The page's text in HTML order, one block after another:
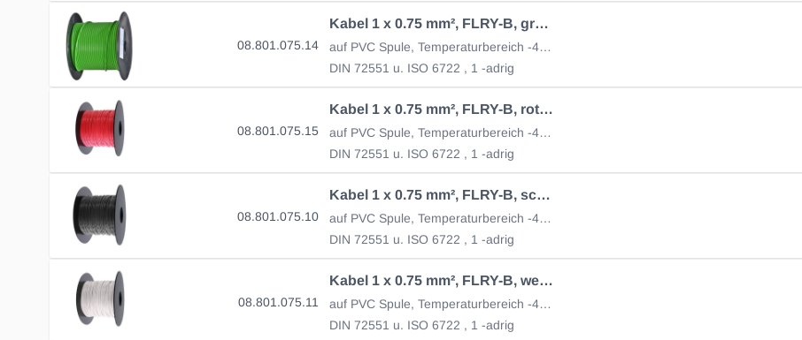
08.801.075.14
Kabel 1 x 0.75 mm², FLRY-B, grün 1 Rolle = 100m
auf PVC Spule, Temperaturbereich -40 bis +70 °C
DIN 72551 u. ISO 6722 , 1 -adrig
08.801.075.15
Kabel 1 x 0.75 mm², FLRY-B, rot 1 Rolle = 100m
auf PVC Spule, Temperaturbereich -40 bis +70 °C
DIN 72551 u. ISO 6722 , 1 -adrig
08.801.075.10
Kabel 1 x 0.75 mm², FLRY-B, schwarz 1 Rolle = 100m
auf PVC Spule, Temperaturbereich -40 bis +70 °C
DIN 72551 u. ISO 6722 , 1 -adrig
08.801.075.11
Kabel 1 x 0.75 mm², FLRY-B, weiss 1 Rolle = 100m
auf PVC Spule, Temperaturbereich -40 bis +70 °C
DIN 72551 u. ISO 6722 , 1 -adrig